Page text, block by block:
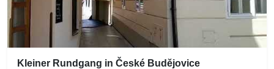
Kleiner Rundgang in České Budějovice